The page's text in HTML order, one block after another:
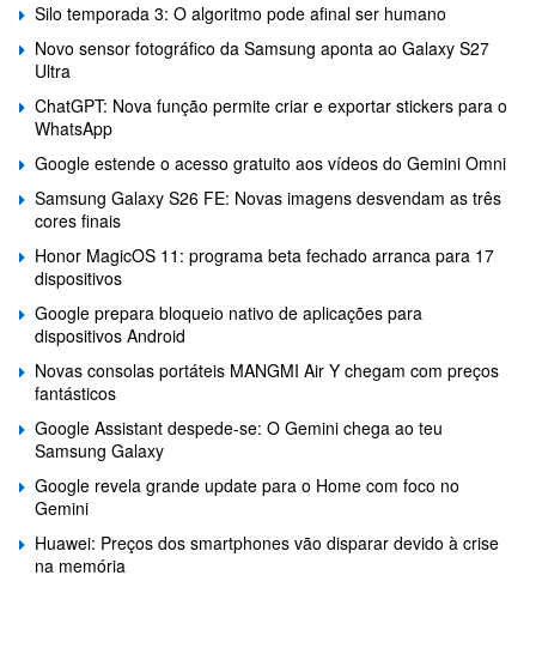
Silo temporada 3: O algoritmo pode afinal ser humano
Novo sensor fotográfico da Samsung aponta ao Galaxy S27
Ultra
ChatGPT: Nova função permite criar e exportar stickers para o
WhatsApp
Google estende o acesso gratuito aos vídeos do Gemini Omni
Samsung Galaxy S26 FE: Novas imagens desvendam as três
cores finais
Honor MagicOS 11: programa beta fechado arranca para 17
dispositivos
Google prepara bloqueio nativo de aplicações para
dispositivos Android
Novas consolas portáteis MANGMI Air Y chegam com preços
fantásticos
Google Assistant despede-se: O Gemini chega ao teu
Samsung Galaxy
Google revela grande update para o Home com foco no
Gemini
Huawei: Preços dos smartphones vão disparar devido à crise
na memória